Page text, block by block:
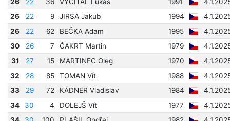
26
22 9 JIRSA Jakub 1994
26
22 62 BEČKA Adam 1995
30
26 7 ČAKRT Martin 1979
31
27 15 MARTINEC Oleg 1970
32
28 85 TOMAN Vít 1988
33
29 72 KÁDNER Vladislav 1984
34
30 4 DOLEJŠ Vít 1977